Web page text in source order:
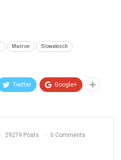
Macron Slowakisch
Twitter Google+
29279 Posts 0 Comments